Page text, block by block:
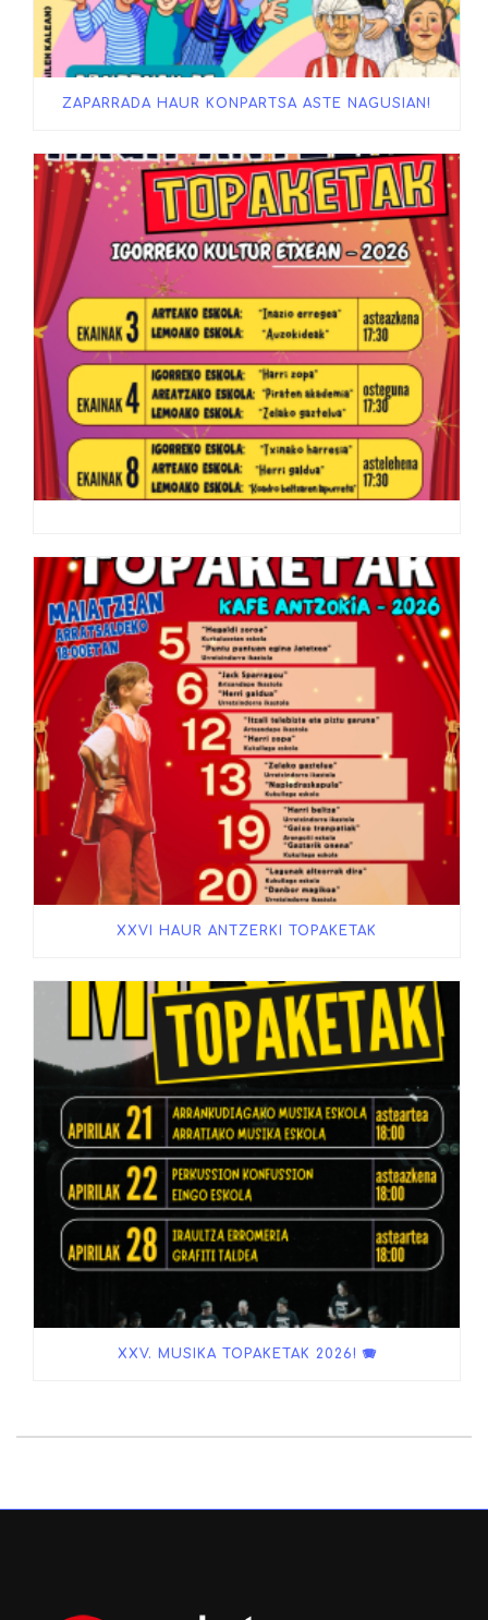
ZAPARRADA HAUR KONPARTSA ASTE NAGUSIAN!
XXVI HAUR ANTZERKI TOPAKETAK
XXV. MUSIKA TOPAKETAK 2026! 🪗